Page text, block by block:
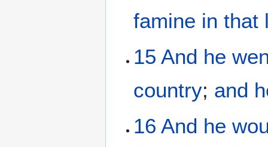
famine in that
15 And he
country; and
16 And he